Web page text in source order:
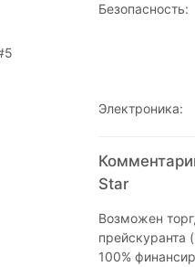
Безопасность:
Электроника:
Star
Возможен
прейскуранта
100%